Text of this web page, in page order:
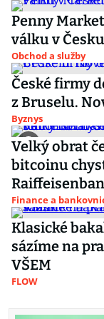
Penny
válku v
Obchod a služby
České firmy
z Bruselu.
Byznys
Velký obrat
bitcoinu
Finance a
Klasické
sázíme na
VŠEM
FLOW